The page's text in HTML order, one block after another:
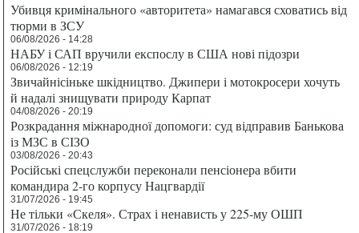
Убивця кримінального «авторитета» намагався сховатись від
тюрми в ЗСУ
06/08/2026 - 14:28
НАБУ і САП вручили експослу в США нові підозри
06/08/2026 - 12:19
Звичайнісіньке шкідництво. Джипери і мотокросери хочуть
й надалі знищувати природу Карпат
04/08/2026 - 20:19
Розкрадання міжнародної допомоги: суд відправив Банькова
із МЗС в СІЗО
03/08/2026 - 20:43
Російські спецслужби переконали пенсіонера вбити
командира 2-го корпусу Нацгвардії
31/07/2026 - 19:45
Не тільки «Скеля». Страх і ненависть у 225-му ОШП
31/07/2026 - 18:19